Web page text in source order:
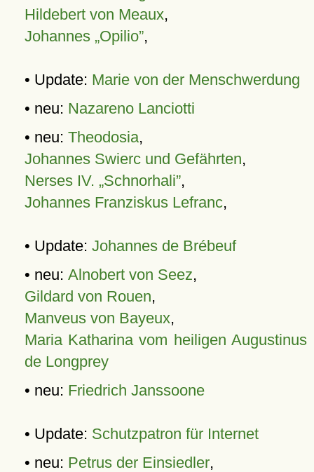
Hildebert von Meaux,
Johannes „Opilio”,
• Update: Marie von der Menschwerdung
• neu: Nazareno Lanciotti
• neu: Theodosia,
Johannes Swierc und Gefährten,
Nerses IV. „Schnorhali”,
Johannes Franziskus Lefranc,
• Update: Johannes de Brébeuf
• neu: Alnobert von Seez,
Gildard von Rouen,
Manveus von Bayeux,
Maria Katharina vom heiligen Augustinus
de Longprey
• neu: Friedrich Janssoone
• Update: Schutzpatron für Internet
• neu: Petrus der Einsiedler,